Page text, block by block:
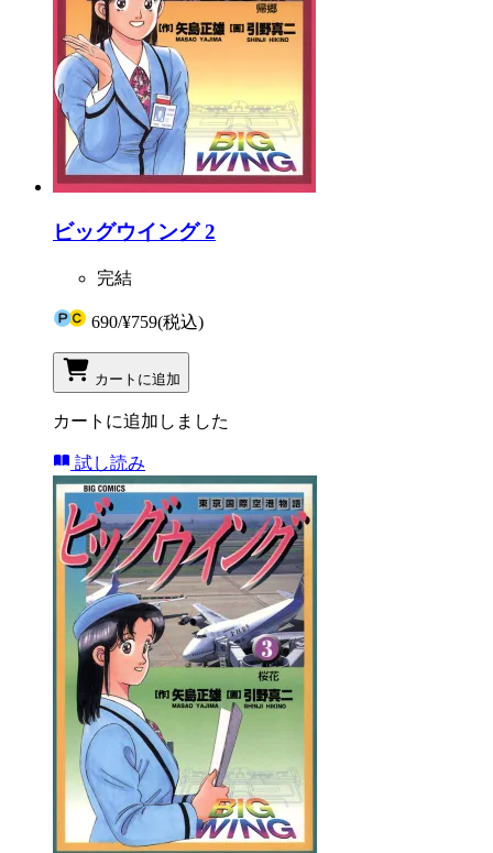
ビッグウイング 2
完結
690/¥759(税込)
カートに追加
カートに追加しました
試し読み